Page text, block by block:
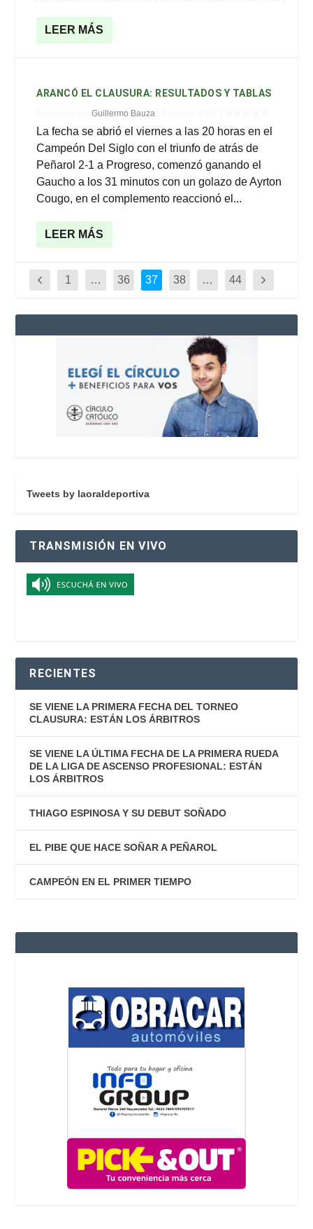
LEER MÁS
ARANCÓ EL CLAUSURA: RESULTADOS Y TABLAS
Publicado porGuillermo Bauza
La fecha se abrió el viernes a las 20 horas en el
Campeón Del Siglo con el triunfo de atrás de
Peñarol 2-1 a Progreso, comenzó ganando el
Gaucho a los 31 minutos con un golazo de Ayrton
Cougo, en el complemento reaccionó el...
LEER MÁS
1 … 36 37 38 … 44
Tweets by laoraldeportiva
TRANSMISIÓN EN VIVO
RECIENTES
SE VIENE LA PRIMERA FECHA DEL TORNEO
CLAUSURA: ESTÁN LOS ÁRBITROS
SE VIENE LA ÚLTIMA FECHA DE LA PRIMERA RUEDA
DE LA LIGA DE ASCENSO PROFESIONAL: ESTÁN
LOS ÁRBITROS
THIAGO ESPINOSA Y SU DEBUT SOÑADO
EL PIBE QUE HACE SOÑAR A PEÑAROL
CAMPEÓN EN EL PRIMER TIEMPO